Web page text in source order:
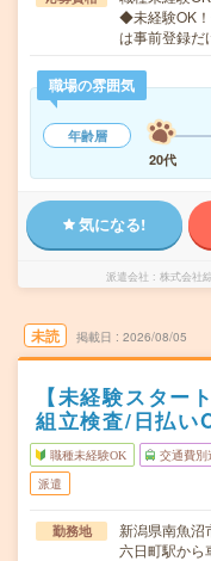
◆未経験OK
は事前登録
職場の雰囲気
年齢層
20代
気になる!
派遣会社 株式会社
未読 掲載日 2026/08/05
【未経験スター
組立検査/日払い
職種未経験OK 交通費別
派遣
勤務地
新潟県南魚沼
六日町駅から